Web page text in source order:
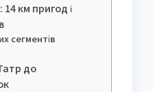
км пригод і
сегментів
до